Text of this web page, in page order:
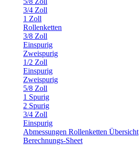
3/4 Zoll
1 Zoll
Rollenketten
3/8 Zoll
Einspurig
Zweispurig
1/2 Zoll
Einspurig
Zweispurig
5/8 Zoll
1 Spurig
2 Spurig
3/4 Zoll
Einspurig
Abmessungen Rollenketten Übersicht
Berechnungs-Sheet